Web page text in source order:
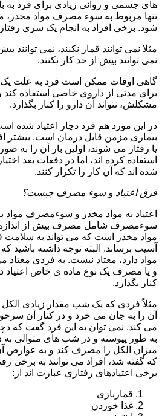
های جسمی و روانی زیادی برای فرد به
تنها مربوط به سوء مصرف مواد مخدر،
شود. برخی افراد به انجام یک سری
مثلا نمی توانند قمار نکنند، نمی توانند
نمی توانند بیش از حد کار نکنند.
گاهی اوقات ممکن است فرد به علت
برای مدتی از داروی خاصی استفاده
مشکلش، نتواند آن دارو را کنار بگذارد.
در این مورد هم فرد دچار اعتیاد شده
بیماری مزمن قابل درمان است. بیشتر
یا رفتار می شوند، اولین بار آن را به
استفاده کرده اند، اما در دفعات بعد
شده اند که آن کار را تکرار کنند.
فرق اعتیاد و سوء مصرف چیست؟
اعتیاد به مواد مخدر و سوءمصرف مواد
سوءمصرف شامل مصرف بیش از اندازه
مواد مخدر است که می تواند به سلامت
آسیب برساند. البته توجه داشته
مواد دارد، معتاد نیست. به فردی معتاد
و یا مصرف یک نوع ماده ی خاص اعتیاد
کنار بگذارد.
مثلاً فردی که یک شب مقدار زیادی
آن را به جان می خرد و در کنار آن
می کند. نمی توان به این فرد گفت که
به طور پیوسته و در شب های متوالی به
میزان الکل را مصرف کند و به عوارض
که گفته شد، افراد می توانند به برخی
برخی اعتیادهای رفتاری عبارت اند از:
قماربازی
غذا خوردن